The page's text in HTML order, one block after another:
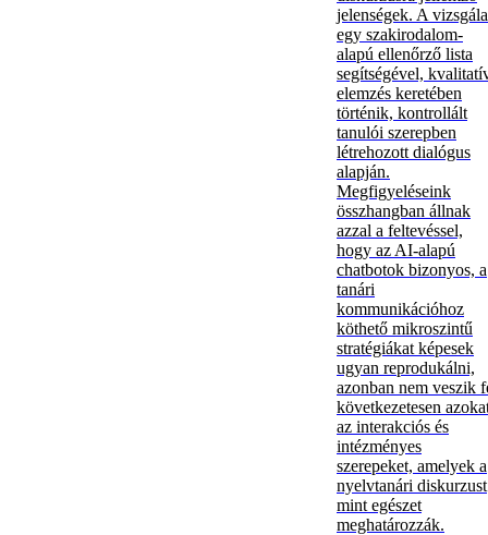
jelenségek. A
egy szakirodalom-
alapú ellenőrző lista
segítségével,
elemzés keretében
történik, kontrollált
tanulói szerepben
létrehozott dialógus
alapján.
Megfigyeléseink
összhangban állnak
azzal a feltevéssel,
hogy az AI-alapú
chatbotok bizonyos, a
tanári
kommunikációhoz
köthető mikroszintű
stratégiákat képesek
ugyan reprodukálni,
azonban nem veszik
következetesen
az interakciós és
intézményes
szerepeket, amelyek a
nyelvtanári diskurzust
mint egészet
meghatározzák.